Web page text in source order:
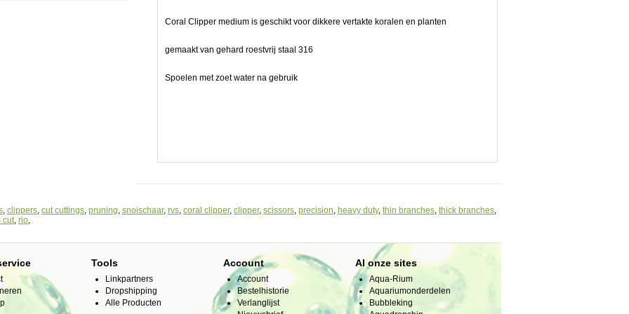
Coral Clipper medium is geschikt voor dikkere vertakte koralen en planten
gemaakt van gehard roestvrij staal 316
Spoelen met zoet water na gebruik
, clippers, cut cuttings, pruning, snoischaar, rvs, coral clipper, clipper, scissors, precision, heavy duty, thin branches, thick branches,
cut, rio,
Tools
Linkpartners
Dropshipping
Alle Producten
Account
Account
Bestelhistorie
Verlanglijst
Al onze sites
Aqua-Rium
Aquariumonderdelen
Bubbleking